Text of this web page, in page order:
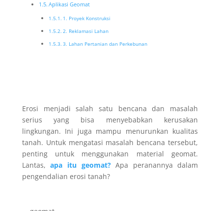
Aplikasi Geomat
1. Proyek Konstruksi
2. Reklamasi Lahan
3. Lahan Pertanian dan Perkebunan
Erosi menjadi salah satu bencana dan masalah
serius yang bisa menyebabkan kerusakan
lingkungan. Ini juga mampu menurunkan kualitas
tanah. Untuk mengatasi masalah bencana tersebut,
penting untuk menggunakan material geomat.
Lantas,apa itu geomat?Apa peranannya dalam
pengendalian erosi tanah?